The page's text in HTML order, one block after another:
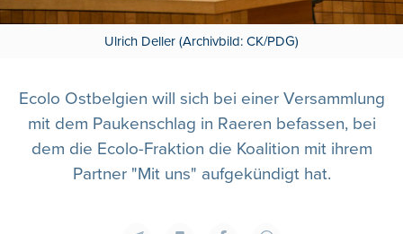
Ulrich Deller (Archivbild: CK/PDG)
Ecolo Ostbelgien will sich bei einer Versammlung
mit dem Paukenschlag in Raeren befassen, bei
dem die Ecolo-Fraktion die Koalition mit ihrem
Partner "Mit uns" aufgekündigt hat.